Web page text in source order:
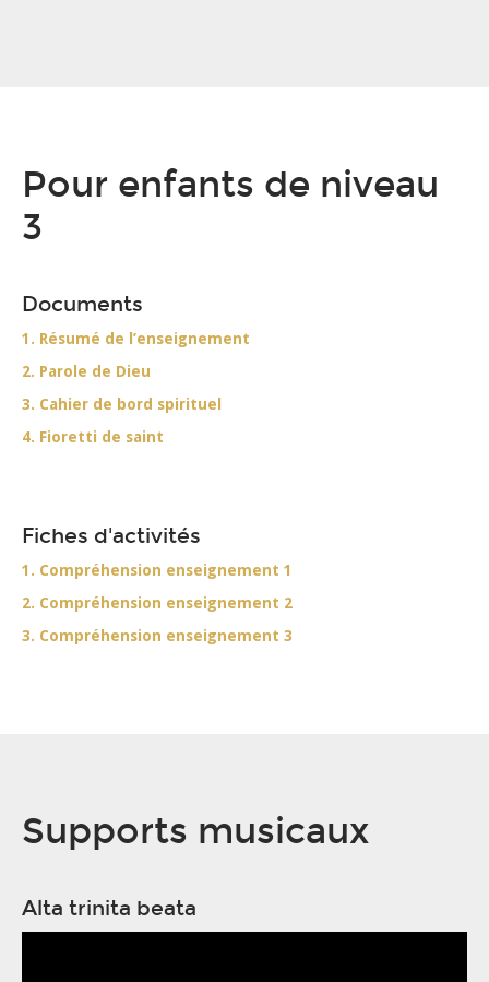
Pour enfants de niveau
3
Documents
1. Résumé de l’enseignement
2. Parole de Dieu
3. Cahier de bord spirituel
4. Fioretti de saint
Fiches d'activités
1. Compréhension enseignement 1
2. Compréhension enseignement 2
3. Compréhension enseignement 3
Supports musicaux
Alta trinita beata